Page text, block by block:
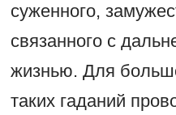
суженного,
связанного с
жизнью. Для
таких гаданий